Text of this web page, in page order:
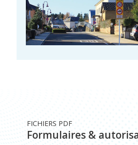
Formulaires &
FICHIERS PDF